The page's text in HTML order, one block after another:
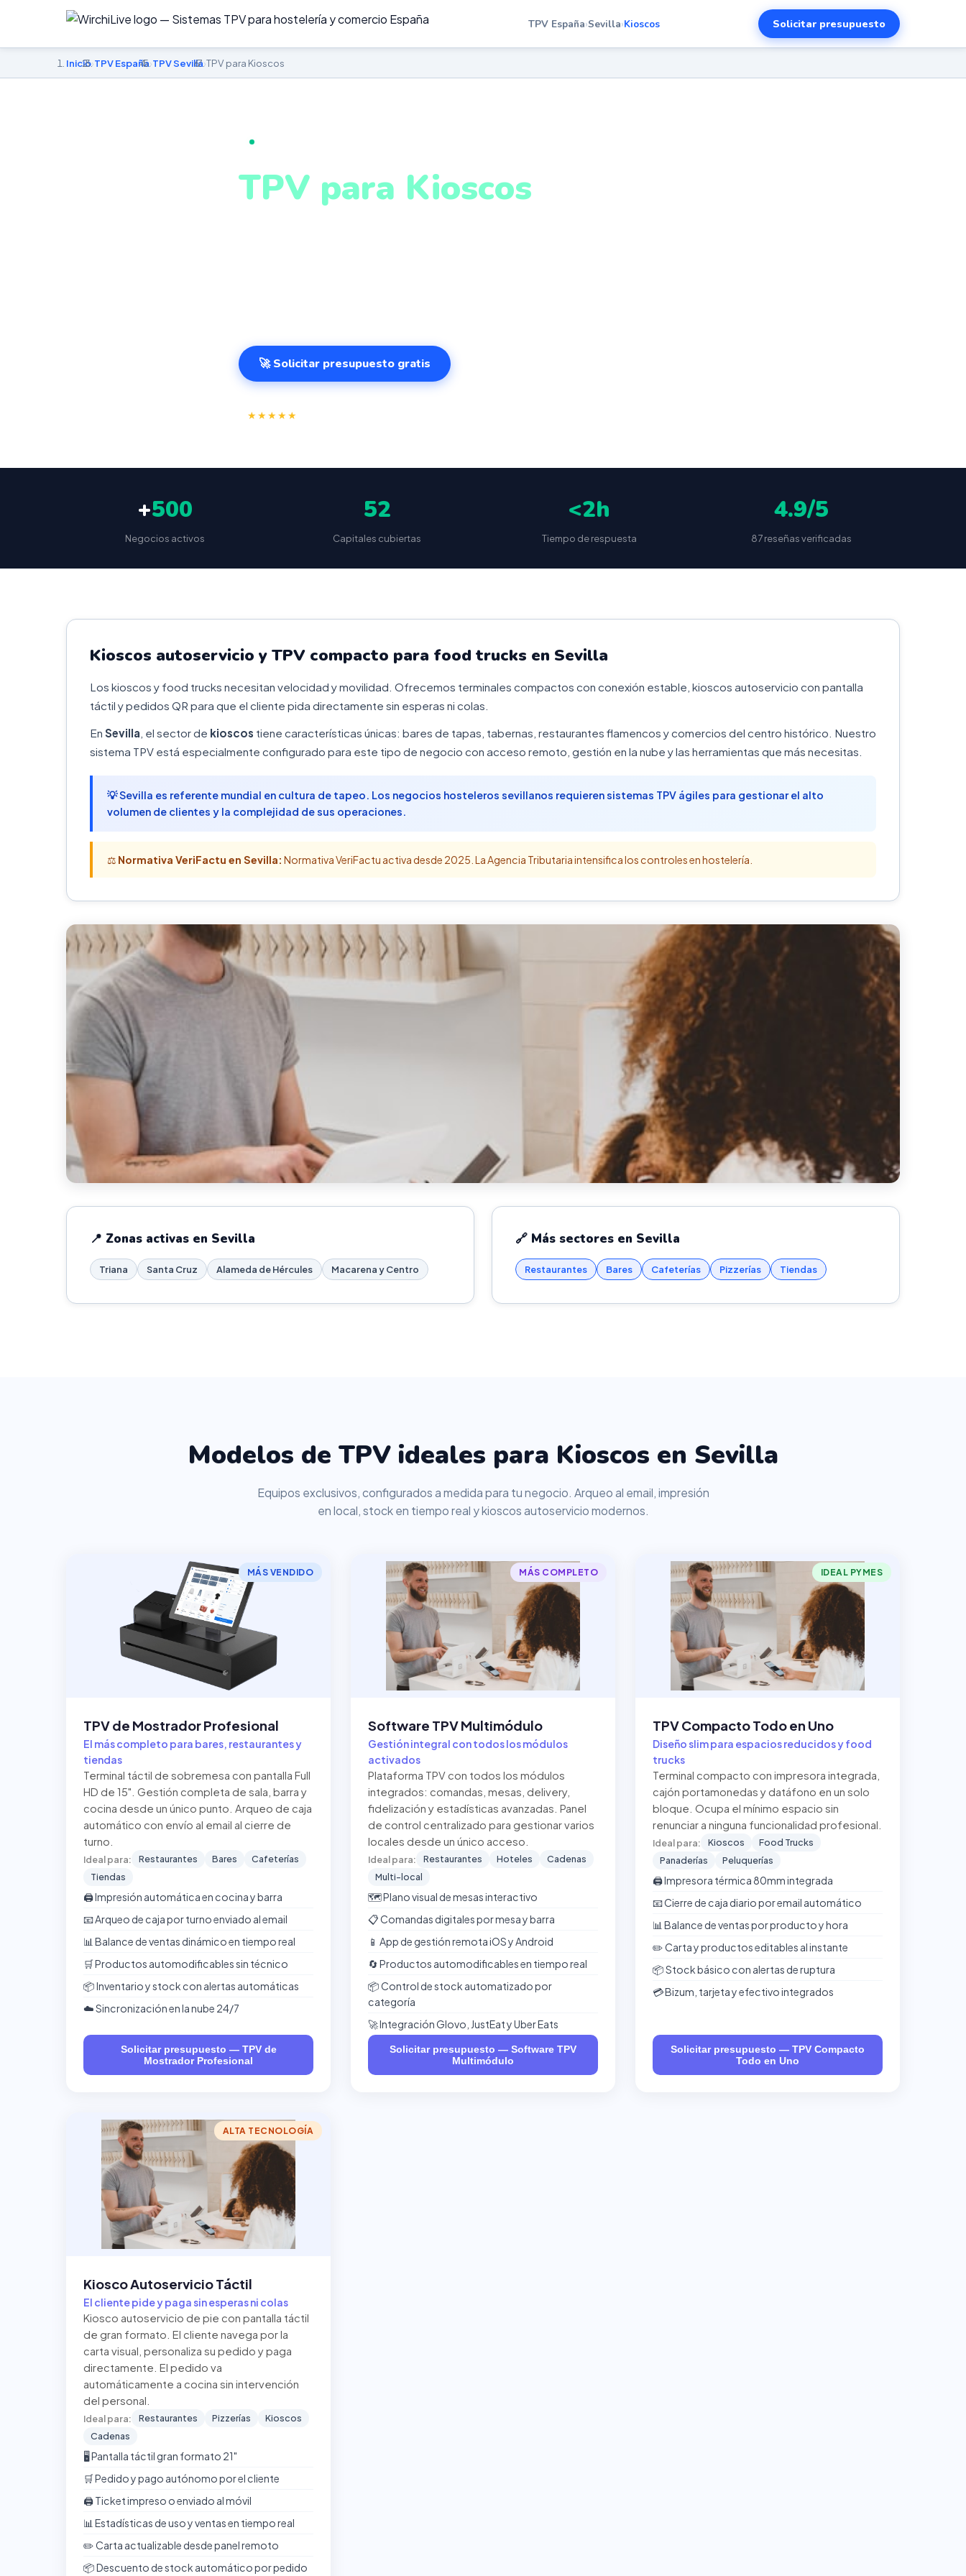
TPV España›Sevilla›Kioscos Solicitar presupuesto
Inicio›TPV España›TPV Sevilla›TPV para Kioscos
TPV para Kioscos
🚀 Solicitar presupuesto gratis
★★★★★
+500
Negocios activos
52
Capitales cubiertas
<2h
Tiempo de respuesta
4.9/5
87 reseñas verificadas
Kioscos autoservicio y TPV compacto para food trucks en Sevilla
Los kioscos y food trucks necesitan velocidad y movilidad. Ofrecemos terminales compactos con conexión estable, kioscos autoservicio con pantalla
táctil y pedidos QR para que el cliente pida directamente sin esperas ni colas.
En Sevilla , el sector de kioscos tiene características únicas: bares de tapas, tabernas, restaurantes flamencos y comercios del centro histórico. Nuestro
sistema TPV está especialmente configurado para este tipo de negocio con acceso remoto, gestión en la nube y las herramientas que más necesitas.
💡 Sevilla es referente mundial en cultura de tapeo. Los negocios hosteleros sevillanos requieren sistemas TPV ágiles para gestionar el alto
volumen de clientes y la complejidad de sus operaciones.
⚖️ Normativa VeriFactu en Sevilla: Normativa VeriFactu activa desde 2025. La Agencia Tributaria intensifica los controles en hostelería.
📍 Zonas activas en Sevilla
Triana Santa Cruz Alameda de Hércules Macarena y Centro
🔗 Más sectores en Sevilla
Restaurantes Bares Cafeterías Pizzerías Tiendas
Modelos de TPV ideales para Kioscos en Sevilla
Equipos exclusivos, configurados a medida para tu negocio. Arqueo al email, impresión
en local, stock en tiempo real y kioscos autoservicio modernos.
MÁS VENDIDO
TPV de Mostrador Profesional
El más completo para bares, restaurantes y
tiendas
Terminal táctil de sobremesa con pantalla Full
HD de 15". Gestión completa de sala, barra y
cocina desde un único punto. Arqueo de caja
automático con envío al email al cierre de
turno.
Ideal para: Restaurantes Bares
Cafeterías
Tiendas
🖨️ Impresión automática en cocina y barra
📧 Arqueo de caja por turno enviado al email
📊 Balance de ventas dinámico en tiempo real
🛒 Productos automodificables sin técnico
📦 Inventario y stock con alertas automáticas
☁️ Sincronización en la nube 24/7
Solicitar presupuesto — TPV de
Mostrador Profesional
MÁS COMPLETO
Software TPV Multimódulo
Gestión integral con todos los módulos
activados
Plataforma TPV con todos los módulos
integrados: comandas, mesas, delivery,
fidelización y estadísticas avanzadas. Panel
de control centralizado para gestionar varios
locales desde un único acceso.
Ideal para: Restaurantes Hoteles
Cadenas
Multi-local
🗺️ Plano visual de mesas interactivo
📋 Comandas digitales por mesa y barra
📱 App de gestión remota iOS y Android
🔄 Productos automodificables en tiempo real
📦 Control de stock automatizado por
categoría
🚀 Integración Glovo, JustEat y Uber Eats
Solicitar presupuesto — Software TPV
Multimódulo
IDEAL PYMES
TPV Compacto Todo en Uno
Diseño slim para espacios reducidos y food
trucks
Terminal compacto con impresora integrada,
cajón portamonedas y datáfono en un solo
bloque. Ocupa el mínimo espacio sin
renunciar a ninguna funcionalidad profesional.
Ideal para: Kioscos
Food Trucks
Panaderías
Peluquerías
🖨️ Impresora térmica 80mm integrada
📧 Cierre de caja diario por email automático
📊 Balance de ventas por producto y hora
✏️ Carta y productos editables al instante
📦 Stock básico con alertas de ruptura
💳 Bizum, tarjeta y efectivo integrados
Solicitar presupuesto — TPV Compacto
Todo en Uno
ALTA TECNOLOGÍA
Kiosco Autoservicio Táctil
El cliente pide y paga sin esperas ni colas
Kiosco autoservicio de pie con pantalla táctil
de gran formato. El cliente navega por la
carta visual, personaliza su pedido y paga
directamente. El pedido va
automáticamente a cocina sin intervención
del personal.
Ideal para: Restaurantes Pizzerías
Kioscos
Cadenas
🖥️ Pantalla táctil gran formato 21"
🛒 Pedido y pago autónomo por el cliente
🖨️ Ticket impreso o enviado al móvil
📊 Estadísticas de uso y ventas en tiempo real
✏️ Carta actualizable desde panel remoto
📦 Descuento de stock automático por pedido